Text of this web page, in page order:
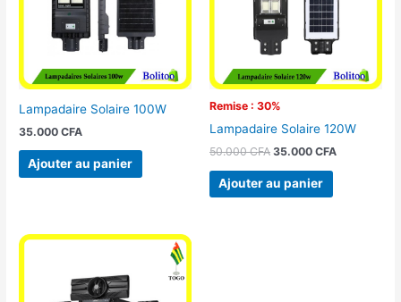
Lampadaire Solaire 100W
35.000CFA
Ajouter au panier
Remise : 30%
Lampadaire Solaire 120W
50.000CFA 35.000 CFA
Ajouter au panier